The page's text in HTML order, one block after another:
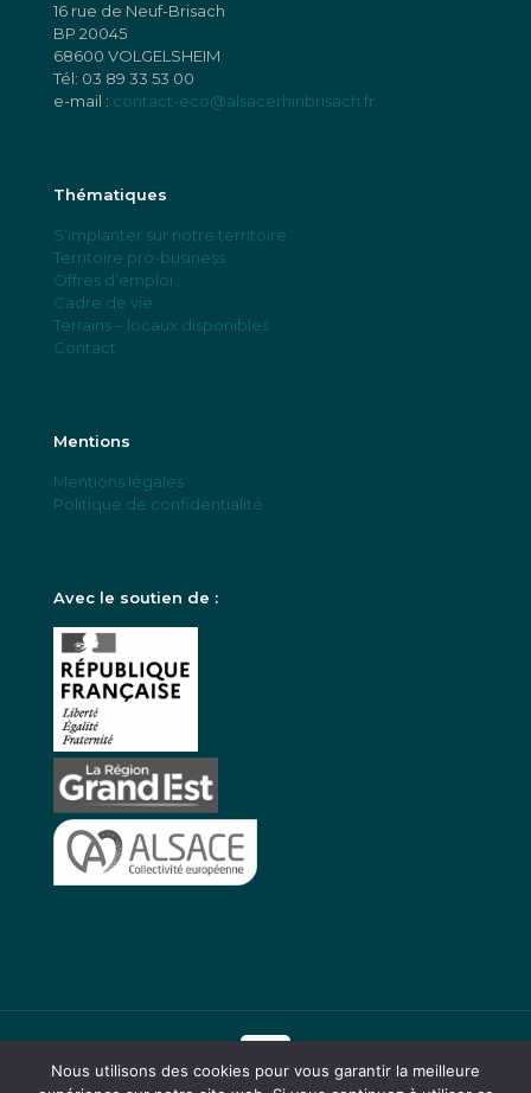
16 rue de Neuf-Brisach
BP 20045
68600 VOLGELSHEIM
Tél: 03 89 33 53 00
e-mail : contact-eco@alsacerhinbrisach.fr
Thématiques
S’implanter sur notre territoire
Territoire pro-business
Offres d’emploi
Cadre de vie
Terrains – locaux disponibles
Contact
Mentions
Mentions légales
Politique de confidentialité
Avec le soutien de :
Nous utilisons des cookies pour vous garantir la meilleure